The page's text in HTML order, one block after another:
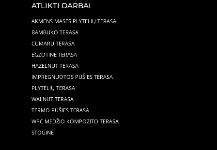
ATLIKTI DARBAI
AKMENS MASĖS PLYTELIŲ TERASA
BAMBUKO TERASA
CUMARU TERASA
EGZOTINĖ TERASA
HAZELNUT TERASA
IMPREGNUOTOS PUŠIES TERASA
PLYTELIŲ TERASA
WALNUT TERASA
TERMO PUŠIES TERASA
WPC MEDŽIO KOMPOZITO TERASA
STOGINĖ